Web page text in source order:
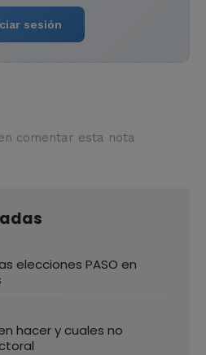
sesión
comentar esta nota
elecciones PASO en
hacer y cuales no